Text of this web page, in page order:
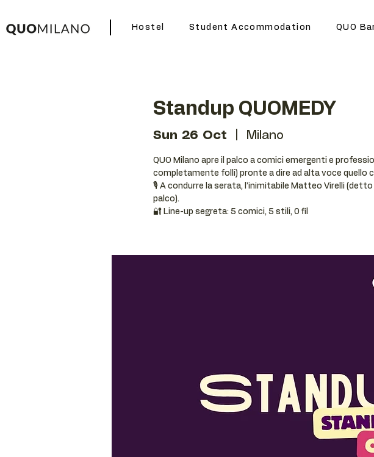
Hostel Student Accommodation QUO
Standup QUOMEDY
Sun 26 Oct Milano
QUO Milano apre il palco a comici emergenti e
completamente folli) pronte a dire ad alta voce quello
🎙 A condurre la serata, l’inimitabile Matteo Virelli
palco).
🔐 Line-up segreta: 5 comici, 5 stili, 0 fil